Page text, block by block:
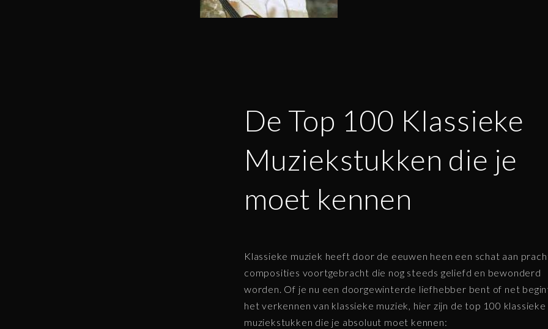
De Top 100 Klassieke
Muziekstukken die je
moet kennen
Klassieke muziek heeft door de eeuwen heen een schat aan
composities voortgebracht die nog steeds geliefd en bewonderd
worden. Of je nu een doorgewinterde liefhebber bent of net
het verkennen van klassieke muziek, hier zijn de top 100 klassieke
muziekstukken die je absoluut moet kennen: